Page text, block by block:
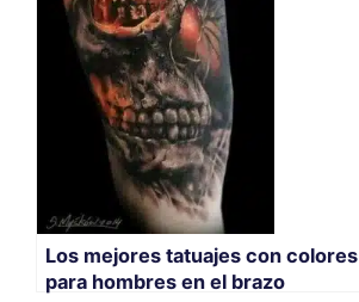
Los mejores tatuajes con colores
para hombres en el brazo